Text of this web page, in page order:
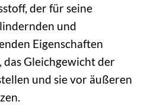
der für seine
und
Eigenschaften
Gleichgewicht der
und sie vor äußeren